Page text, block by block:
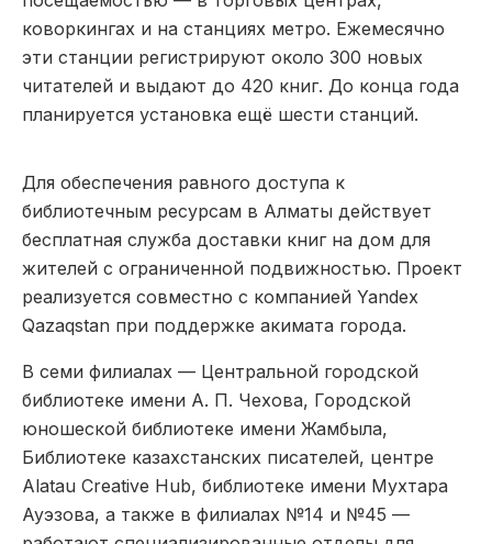
коворкингах и на станциях метро. Ежемесячно
эти станции регистрируют около 300 новых
читателей и выдают до 420 книг. До конца года
планируется установка ещё шести станций.
Для обеспечения равного доступа к
библиотечным ресурсам в Алматы действует
бесплатная служба доставки книг на дом для
жителей с ограниченной подвижностью. Проект
реализуется совместно с компанией Yandex
Qazaqstan при поддержке акимата города.
В семи филиалах — Центральной городской
библиотеке имени А. П. Чехова, Городской
юношеской библиотеке имени Жамбыла,
Библиотеке казахстанских писателей, центре
Alatau Creative Hub, библиотеке имени Мухтара
Ауэзова, а также в филиалах №14 и №45 —